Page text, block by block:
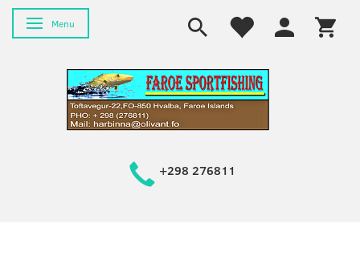
Toggle navigation
Menu
+298 276811